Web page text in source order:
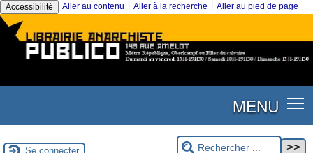
Accessibilité Aller au contenu Aller à la recherche Aller au pied de page
MENU
Se connecter